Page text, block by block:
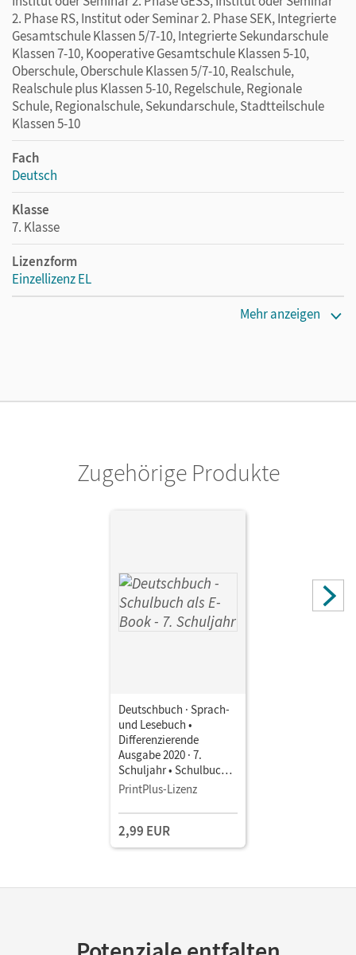
2. Phase RS, Institut oder Seminar 2. Phase SEK, Integrierte
Gesamtschule Klassen 5/7-10, Integrierte Sekundarschule
Klassen 7-10, Kooperative Gesamtschule Klassen 5-10,
Oberschule, Oberschule Klassen 5/7-10, Realschule,
Realschule plus Klassen 5-10, Regelschule, Regionale
Schule, Regionalschule, Sekundarschule, Stadtteilschule
Klassen 5-10
Fach
Deutsch
Klasse
7. Klasse
Lizenzform
Einzellizenz EL
Mehr anzeigen
Zugehörige Produkte
Deutschbuch · Sprach-
und Lesebuch •
Differenzierende
Ausgabe 2020 · 7.
Schuljahr • Schulbuch
als E-Book Mit Medien
PrintPlus-Lizenz
2,99 EUR